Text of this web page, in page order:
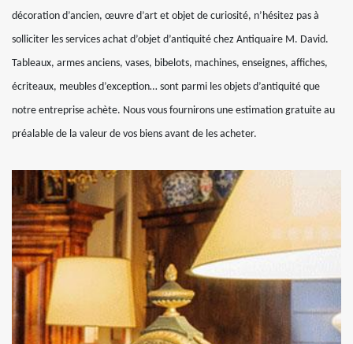
décoration d’ancien, œuvre d’art et objet de curiosité, n’hésitez pas à
solliciter les services achat d’objet d’antiquité chez Antiquaire M. David.
Tableaux, armes anciens, vases, bibelots, machines, enseignes, affiches,
écriteaux, meubles d’exception… sont parmi les objets d’antiquité que
notre entreprise achète. Nous vous fournirons une estimation gratuite au
préalable de la valeur de vos biens avant de les acheter.